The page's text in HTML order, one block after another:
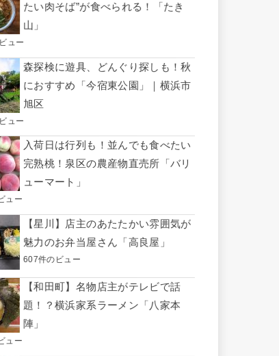
たい肉そば”が食べられる！「たき
山」
ュー
森探検に遊具、どんぐり探しも！秋
におすすめ「今宿東公園」｜横浜市
旭区
ュー
入荷日は行列も！並んでも食べたい
完熟桃！泉区の農産物直売所「バリ
ューマート」
ュー
【星川】店主のあたたかい雰囲気が
魅力のお弁当屋さん「高良屋」
607件のビュー
【和田町】名物店主がテレビで話
題！？横浜家系ラーメン「八家本
陣」
ュー